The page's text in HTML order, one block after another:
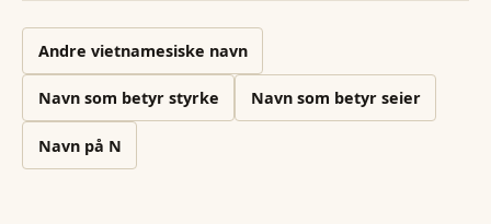
Andre vietnamesiske navn
Navn som betyr styrke Navn som betyr seier
Navn på N